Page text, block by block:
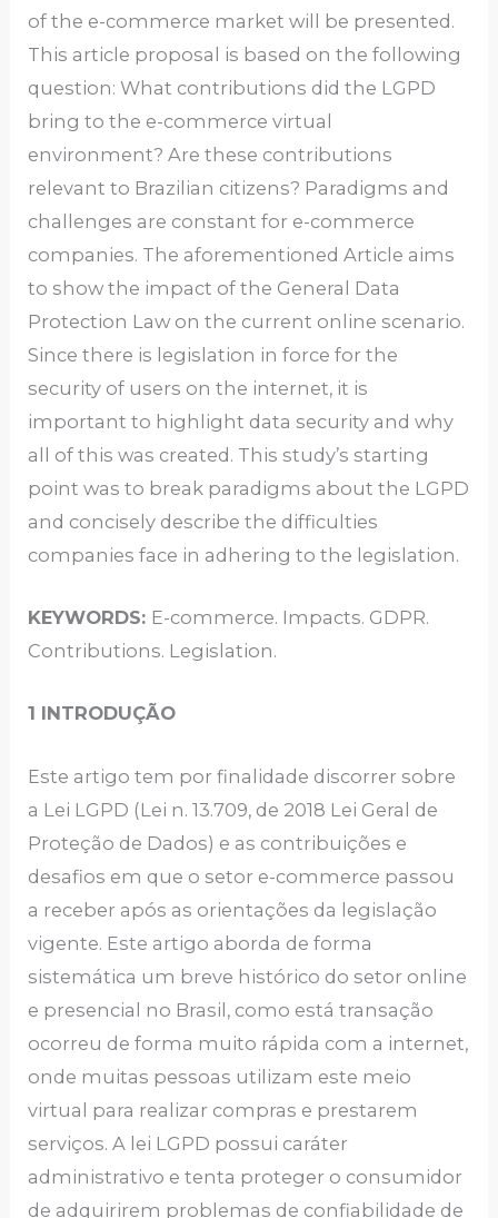
of the e-commerce market will be presented.
This article proposal is based on the following
question: What contributions did the LGPD
bring to the e-commerce virtual
environment? Are these contributions
relevant to Brazilian citizens? Paradigms and
challenges are constant for e-commerce
companies. The aforementioned Article aims
to show the impact of the General Data
Protection Law on the current online scenario.
Since there is legislation in force for the
security of users on the internet, it is
important to highlight data security and why
all of this was created. This study’s starting
point was to break paradigms about the LGPD
and concisely describe the difficulties
companies face in adhering to the legislation.
KEYWORDS: E-commerce. Impacts. GDPR.
Contributions. Legislation.
1 INTRODUÇÃO
Este artigo tem por finalidade discorrer sobre
a Lei LGPD (Lei n. 13.709, de 2018 Lei Geral de
Proteção de Dados) e as contribuições e
desafios em que o setor e-commerce passou
a receber após as orientações da legislação
vigente. Este artigo aborda de forma
sistemática um breve histórico do setor online
e presencial no Brasil, como está transação
ocorreu de forma muito rápida com a internet,
onde muitas pessoas utilizam este meio
virtual para realizar compras e prestarem
serviços. A lei LGPD possui caráter
administrativo e tenta proteger o consumidor
de adquirirem problemas de confiabilidade de